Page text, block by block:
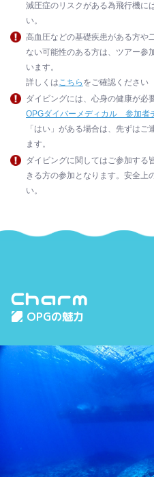
減圧症のリスクがある為飛行機に
い。
高血圧などの基礎疾患がある方や
ない可能性のある方は、ツアー参
います。
詳しくはこちら をご確認ください
ダイビングには、心身の健康が必
OPGダイバーメディカル 参加者
「はい」がある場合は、先ずは
ます。
ダイビングに関してはご参加する
きる方の参加となります。安全上
い。
Charm
OPGの魅力